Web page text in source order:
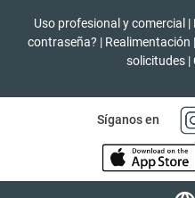
Uso profesional y comercial |
contraseña? | Realimentación |
solicitudes |
Síganos en